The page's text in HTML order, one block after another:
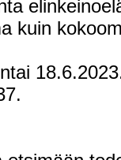
kuin